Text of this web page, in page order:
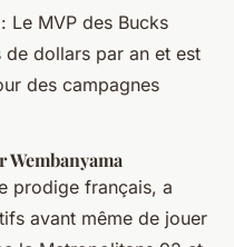
: Le MVP des Bucks
dollars par an et est
des campagnes
prodige français, a
avant même de jouer